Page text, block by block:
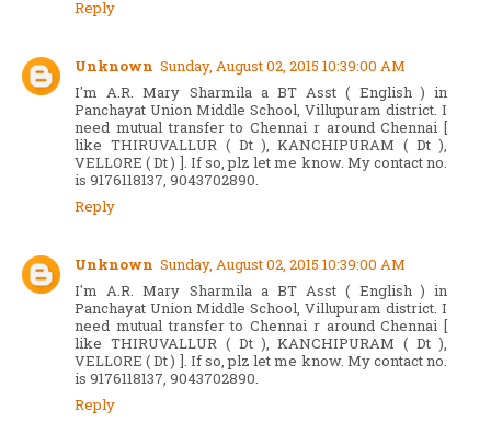
Reply
Unknown Sunday, August 02, 2015 10:39:00 AM
I'm A.R. Mary Sharmila a BT Asst ( English ) in
Panchayat Union Middle School, Villupuram district. I
need mutual transfer to Chennai r around Chennai [
like THIRUVALLUR ( Dt ), KANCHIPURAM ( Dt ),
VELLORE ( Dt ) ]. If so, plz let me know. My contact no.
is 9176118137, 9043702890.
Reply
Unknown Sunday, August 02, 2015 10:39:00 AM
I'm A.R. Mary Sharmila a BT Asst ( English ) in
Panchayat Union Middle School, Villupuram district. I
need mutual transfer to Chennai r around Chennai [
like THIRUVALLUR ( Dt ), KANCHIPURAM ( Dt ),
VELLORE ( Dt ) ]. If so, plz let me know. My contact no.
is 9176118137, 9043702890.
Reply